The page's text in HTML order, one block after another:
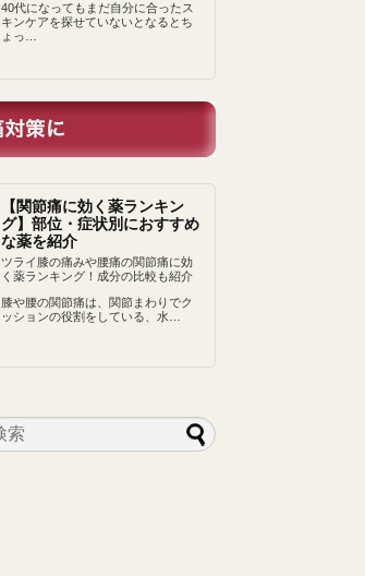
40代になってもまだ自分に合ったス
キンケアを探せていないとなるとち
ょっ…
【関節痛に効く薬ランキン
グ】部位・症状別におすすめ
な薬を紹介
ツライ膝の痛みや腰痛の関節痛に効
く薬ランキング！成分の比較も紹介
膝や腰の関節痛は、関節まわりでク
ッションの役割をしている、水…